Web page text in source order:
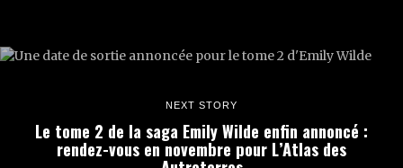
NEXT STORY
Le tome 2 de la saga Emily Wilde enfin annoncé :
rendez-vous en novembre pour L’Atlas des